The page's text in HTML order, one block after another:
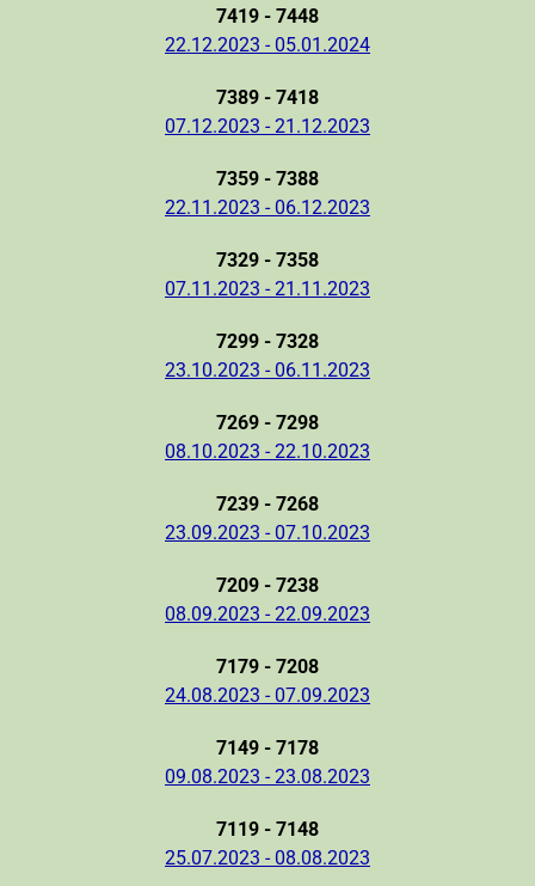
7419 - 7448
22.12.2023 - 05.01.2024
7389 - 7418
07.12.2023 - 21.12.2023
7359 - 7388
22.11.2023 - 06.12.2023
7329 - 7358
07.11.2023 - 21.11.2023
7299 - 7328
23.10.2023 - 06.11.2023
7269 - 7298
08.10.2023 - 22.10.2023
7239 - 7268
23.09.2023 - 07.10.2023
7209 - 7238
08.09.2023 - 22.09.2023
7179 - 7208
24.08.2023 - 07.09.2023
7149 - 7178
09.08.2023 - 23.08.2023
7119 - 7148
25.07.2023 - 08.08.2023